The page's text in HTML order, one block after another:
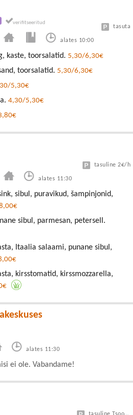
alates 10:00
tasuta
kaste, toorsalatid. 5,30/6,30€
toorsalatid. 5,30/6,30€
5,30€
4,30/5,30€
alates 11:30
tasuline 2€/h
sibul, puravikud, šampinjonid,
sibul, parmesan, petersell.
Itaalia salaami, punane sibul,
kirsstomatid, kirssmozzarella,
alates 11:30
ei ole. Vabandame!
tasuline Tsoon A 3 eur/h, B 1,5 eur/h